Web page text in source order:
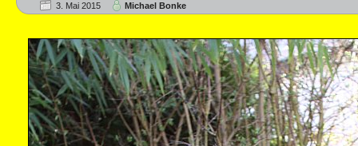
3. Mai 2015 Michael Bonke